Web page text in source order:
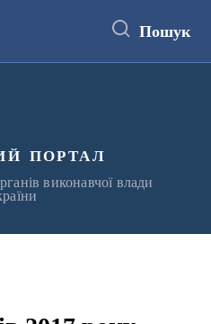
Пошук
портал
виконавчої влади